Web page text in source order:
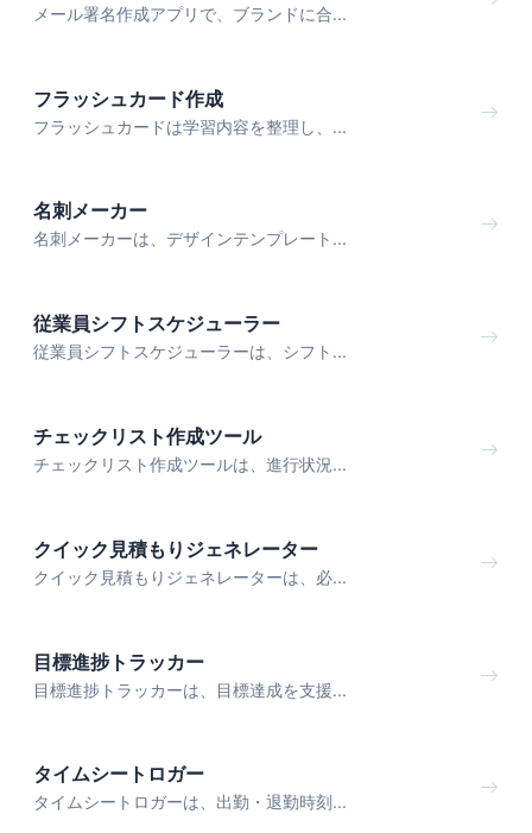
メール署名作成アプリで、ブランドに合...
フラッシュカード作成
フラッシュカードは学習内容を整理し、...
名刺メーカー
名刺メーカーは、デザインテンプレート...
従業員シフトスケジューラー
従業員シフトスケジューラーは、シフト...
チェックリスト作成ツール
チェックリスト作成ツールは、進行状況...
クイック見積もりジェネレーター
クイック見積もりジェネレーターは、必...
目標進捗トラッカー
目標進捗トラッカーは、目標達成を支援...
タイムシートロガー
タイムシートロガーは、出勤・退勤時刻...